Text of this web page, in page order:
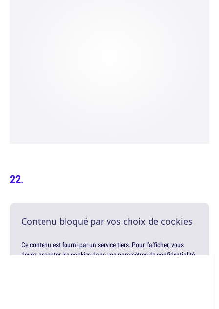
Contenu bloqué par vos choix de cookies
Ce contenu est fourni par un service tiers. Pour l'afficher, vous
devez accepter les cookies dans vos paramètres de confidentialité.